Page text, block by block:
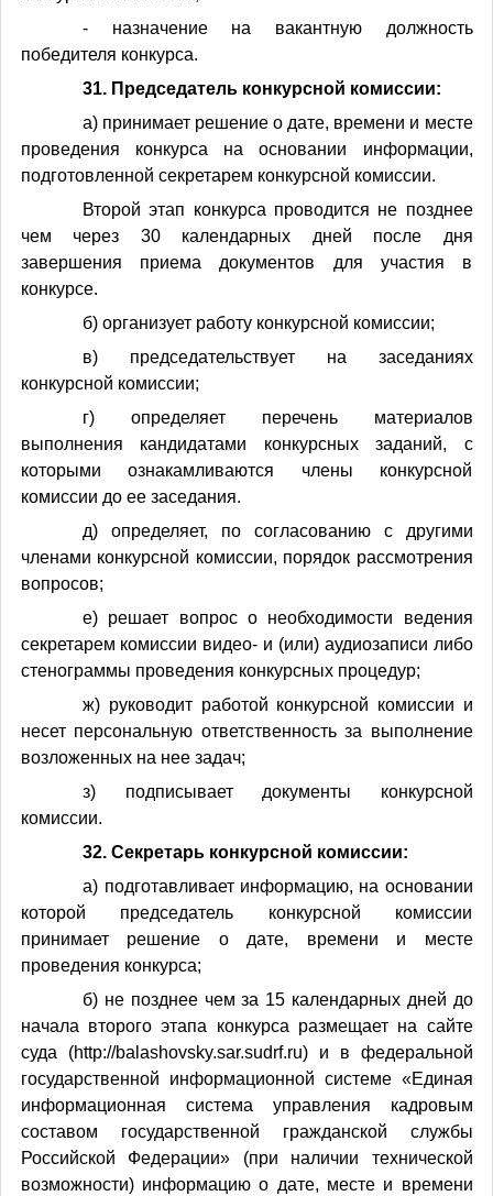
- назначение на вакантную должность
победителя конкурса.
31. Председатель конкурсной комиссии:
а) принимает решение о дате, времени и месте
проведения конкурса на основании информации,
подготовленной секретарем конкурсной комиссии.
Второй этап конкурса проводится не позднее
чем через 30 календарных дней после дня
завершения приема документов для участия в
конкурсе.
б) организует работу конкурсной комиссии;
в) председательствует на заседаниях
конкурсной комиссии;
г) определяет перечень материалов
выполнения кандидатами конкурсных заданий, с
которыми ознакамливаются члены конкурсной
комиссии до ее заседания.
д) определяет, по согласованию с другими
членами конкурсной комиссии, порядок рассмотрения
вопросов;
е) решает вопрос о необходимости ведения
секретарем комиссии видео- и (или) аудиозаписи либо
стенограммы проведения конкурсных процедур;
ж) руководит работой конкурсной комиссии и
несет персональную ответственность за выполнение
возложенных на нее задач;
з) подписывает документы конкурсной
комиссии.
32. Секретарь конкурсной комиссии:
а) подготавливает информацию, на основании
которой председатель конкурсной комиссии
принимает решение о дате, времени и месте
проведения конкурса;
б) не позднее чем за 15 календарных дней до
начала второго этапа конкурса размещает на сайте
суда (http://balashovsky.sar.sudrf.ru) и в федеральной
государственной информационной системе «Единая
информационная система управления кадровым
составом государственной гражданской службы
Российской Федерации» (при наличии технической
возможности) информацию о дате, месте и времени